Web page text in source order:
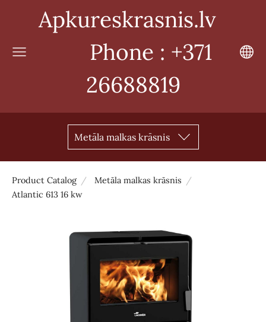
Apkureskrasnis.lv
Phone : +371
26688819
Metāla malkas krāsnis
Product Catalog
Metāla malkas krāsnis
Atlantic 613 16 kw